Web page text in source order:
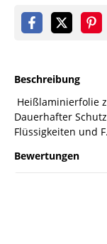
Beschreibung
Heißlaminierfolie
Dauerhafter
Flüssigkeiten und
Bewertungen